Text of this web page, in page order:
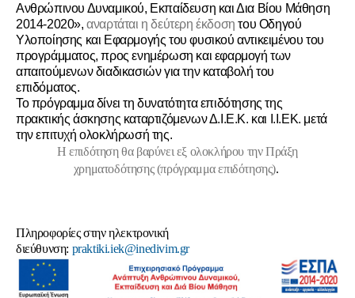
Ανθρώπινου Δυναμικού, Εκπαίδευση και Δια Βίου Μάθηση
2014-2020»,αναρτάται η δεύτερη έκδοση του Οδηγού
Υλοποίησης και Εφαρμογής του φυσικού αντικειμένου του
προγράμματος, προς ενημέρωση και εφαρμογή των
απαιτούμενων διαδικασιών για την καταβολή του
επιδόματος.
Το πρόγραμμα δίνει τη δυνατότητα επιδότησης της
πρακτικής άσκησης καταρτιζόμενων Δ.Ι.Ε.Κ. και Ι.Ι.ΕΚ. μετά
την επιτυχή ολοκλήρωσή της.
Η επιδότηση θα βαρύνει εξ ολοκλήρου την Πράξη
χρηματοδότησης (πρόγραμμα επιδότησης).
Πληροφορίες στην ηλεκτρονική
διεύθυνση: praktiki.iek@inedivim.gr